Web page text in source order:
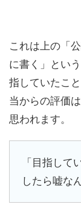
これは上の「
に書く」とい
指していたこ
当からの評価
思われます。
「目指して
したら嘘な